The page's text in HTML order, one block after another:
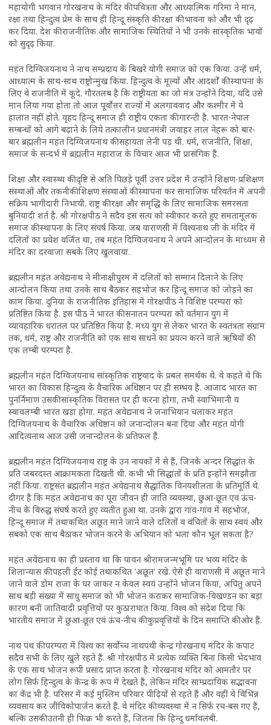
महायोगी भगवान गोरखनाथ के मंदिर की पवित्रता और आध्यात्मिक गरिमा ने मान,
रक्षा तथा हिन्दुत्व प्रेम के साथ ही हिन्दू संस्कृति की रक्षा की भावना को और भी दृढ़
कर दिया. देश की राजनीतिक और सामाजिक स्थितियों ने भी उनके सांस्कृतिक भावों
को सुदृढ़ किया.
महंत दिग्विजयनाथ ने नाथ सम्प्रदाय के बिखरे योगी समाज को एक किया. उन्हें धर्म,
आध्यात्म के साथ-साथ राष्ट्रोन्मुख किया. हिन्दुत्व के मूल्यों और आदर्शों की स्थापना के
लिए वे राजनीति में कूदे. गौरतलब है कि राष्ट्रीयता का जो मंत्र उन्होंने दिया, यदि उसे
मान लिया गया होता तो आज पूर्वोत्तर राज्यों में अलगाववाद और कश्मीर में ये
हालात नहीं होते. वृहद हिन्दू समाज ही राष्ट्रीय एकता की गारन्टी है. भारत-नेपाल
सम्बन्धों को आगे बढ़ाने के लिये तत्कालीन प्रधानमंत्री जवाहर लाल नेहरू को बार-
बार ब्रह्मलीन महंत दिग्विजयनाथ की सहायता लेनी पड़ थी. धर्म, राजनीति, शिक्षा,
समाज के सन्दर्भ में ब्रह्मलीन महाराज के विचार आज भी प्रासंगिक हैं.
शिक्षा और स्वास्थ्य की दृष्टि से अति पिछड़े पूर्वी उत्तर प्रदेश में उन्होंने शिक्षण-प्रशिक्षण
संस्थाओं और तकनीकी शिक्षण संस्थाओं की स्थापना कर सामाजिक परिवर्तन में अपनी
सक्रिय भागीदारी निभायी. राष्ट्र की रक्षा और समृद्धि के लिए सामाजिक समरसता
बुनियादी शर्त है. श्री गोरक्षपीठ ने सदैव इस सत्य को स्वीकार करते हुए समतामूलक
समाज की स्थापना के लिए संघर्ष किया. जब वाराणसी में विश्वनाथ जी के मंदिर में
दलितों का प्रवेश वर्जित था, तब महंत दिग्विजयनाथ ने अपने आन्दोलन के माध्यम से
मंदिर का दरवाजा सबके लिए खुलवाया.
ब्रह्मलीन महंत अवेद्यनाथ ने मीनाक्षीपुरम में दलितों को सम्मान दिलाने के लिए
आन्दोलन किया तथा उनके साथ बैठकर सहभोज कर हिन्दू समाज को जोड़ने का
काम किया. दुनिया के राजनीतिक इतिहास में गोरक्षपीठ ने विशिष्ट परम्परा को
प्रतिष्ठित किया है. इस पीठ ने भारत की सनातन परम्परा को वर्तमान युग में
व्यावहारिक धरातल पर प्रतिष्ठित किया है. मध्य युग से लेकर भारत के स्वतंत्रता संग्राम
तक, धर्म, राष्ट्र और राजनीति को एक साथ साधने का प्रयत्न करने वाले ऋषियों की
एक लम्बी परम्परा है.
ब्रह्मलीन महंत दिग्विजयनाथ सांस्कृतिक राष्ट्रवाद के प्रबल समर्थक थे. वे कहते थे कि
भारत का विकास हिन्दुत्व के वैचारिक अधिष्ठान पर ही सम्भव है. आजाद भारत का
पुनर्निमाण उसकी सांस्कृतिक विरासत पर ही करना होगा, तभी स्वाभिमानी व
स्वावलम्बी भारत खड़ा होगा. महंत अवेद्यनाथ ने जनाभियान चलाकर महंत
दिग्विजयनाथ के वैचारिक अधिष्ठान को जनान्दोलन बना दिया और महंत योगी
आदित्यनाथ आज उसी जनान्दोलन के प्रतिफल हैं.
ब्रह्मलीन महंत दिग्विजयनाथ राष्ट्र के उन नायकों में से हैं, जिनके अन्दर सिद्धांत के
प्रति जबरदस्त आक्रामकता दिखती थी. कभी भी सिद्धांतों के प्रति इन्होंने समझौता
नहीं किया. राष्ट्रसंत ब्रह्मलीन महंत अवेद्यनाथ सैद्धांतिक विनयशीलता के प्रतिमूर्ति थे.
दीगर है कि महंत अवेद्यनाथ का पूरा जीवन ही जाति व्यवस्था, छुआ-छूत एवं ऊंच-
नीच के विरुद्ध संघर्ष करते हुए व्यतीत हुआ था. उनके द्वारा गांव-गांव में सहभोज,
हिन्दू समाज में तथाकथित अछूत माने जाने वाले दलितों व वंचितों के साथ स्वयं और
सबको एक साथ बैठाकर भोजन करने के अभियान को भला कौन भूल सकता है?
महंत अवेद्यनाथ का ही प्रस्ताव था कि पावन श्रीरामजन्मभूमि पर भव्य मंदिर के
शिलान्यास की पहली ईंट कोई तथाकथित 'अछूत' रखे. ऐसे ही वाराणसी में अछूत माने
जाने वाले डोम राजा के घर जाकर न केवल स्वयं उन्होंने भोजन किया, अपितु अपने
साथ बड़ी संख्या में साधु समाज को भी भोजन कराकर सामाजिक-विखण्डन का बड़ा
कारण बनीं जातिवादी प्रवृत्तियों पर कुठाराघात किया. विश्व को संदेश दिया कि
भारतीय समाज में छुआ-छूत एवं ऊंच-नीच की कुप्रवृत्तियों के दिन समाप्ति की ओर हैं.
नाथ पंथ की परम्परा में विश्व का सर्वोच्च नाथपंथी केन्द्र गोरखनाथ मंदिर के कपाट
सदैव सभी के लिए खुले रहते हैं. श्री गोरक्षपीठ में प्रत्येक व्यक्ति बिना किसी भेदभाव
के एक साथ भोजन रूपी प्रसाद प्राप्त करता है. गोरखनाथ मंदिर को आमतौर पर
लोग सिर्फ हिन्दुत्व के केन्‍द्र के रूप में देखते हैं, लेकिन मंदिर साम्प्रदायिक सद्भावना
का केंद्र भी है. परिसर में कई मुस्लिम परिवार पीढ़ियों से रहते हैं और वहीं वे विभिन्न
व्यवसाय कर जीविकोपार्जन करते हैं. वे मंदिर की व्यवस्था में न सिर्फ रच-बस गए हैं,
बल्कि उसकी उतनी ही फिक्र भी करते हैं, जितना कि हिन्दू धर्मावलंबी.